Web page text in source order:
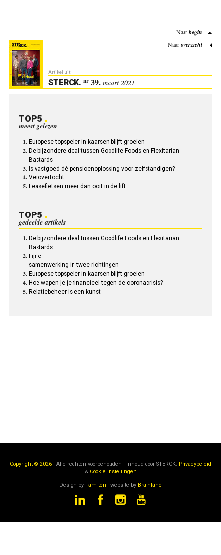
Naarbegin
Naaroverzicht
Artikel uit:
STERCK. nr39. maart 2021
TOP5
meest gelezen
Europese topspeler in kaarsen blijft groeien
De bijzondere deal tussen Goodlife Foods en Flexitarian
Bastards
Is vastgoed dé pensioenoplossing voor zelfstandigen?
Verovertocht
Leasefietsen meer dan ooit in de lift
TOP5
gedeelde artikels
De bijzondere deal tussen Goodlife Foods en Flexitarian
Bastards
Fijne
samenwerking in twee richtingen
Europese topspeler in kaarsen blijft groeien
Hoe wapen je je financieel tegen de coronacrisis?
Relatiebeheer is een kunst
Copyright © 2026 - Alle rechten voorbehouden - Inhoud door STERCK. Privacybeleid
& Cookie Instellingen
Design by I am ten - website by Brainlane